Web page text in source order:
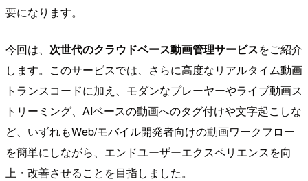
要になります。
今回は、 次世代のクラウドベース動画管理サービスをご紹介
します。このサービスでは、さらに高度なリアルタイム動画
トランスコードに加え、モダンなプレーヤーやライブ動画ス
トリーミング、AIベースの動画へのタグ付けや文字起こしな
ど、いずれもWeb/モバイル開発者向けの動画ワークフロー
を簡単にしながら、エンドユーザーエクスペリエンスを向
上・改善させることを目指しました。